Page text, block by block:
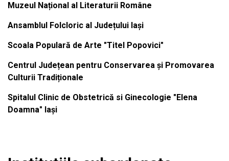
Muzeul Național al Literaturii Române
Ansamblul Folcloric al Județului Iași
Scoala Populară de Arte "Titel Popovici"
Centrul Județean pentru Conservarea și Promovarea
Culturii Tradiționale
Spitalul Clinic de Obstetrică si Ginecologie "Elena
Doamna" Iași